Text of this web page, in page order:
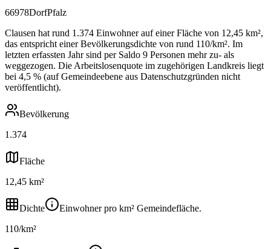
66978DorfPfalz
Clausen hat rund 1.374 Einwohner auf einer Fläche von 12,45 km²,
das entspricht einer Bevölkerungsdichte von rund 110/km². Im
letzten erfassten Jahr sind per Saldo 9 Personen mehr zu- als
weggezogen. Die Arbeitslosenquote im zugehörigen Landkreis liegt
bei 4,5 % (auf Gemeindeebene aus Datenschutzgründen nicht
veröffentlicht).
Bevölkerung
1.374
Fläche
12,45 km²
Dichte
Einwohner pro km² Gemeindefläche.
110/km²